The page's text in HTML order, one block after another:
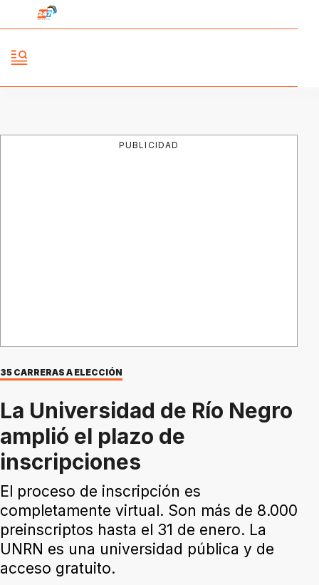
PUBLICIDAD
35 CARRERAS A ELECCIÓN
La Universidad de Río Negro
amplió el plazo de
inscripciones
El proceso de inscripción es
completamente virtual. Son más de 8.000
preinscriptos hasta el 31 de enero. La
UNRN es una universidad pública y de
acceso gratuito.